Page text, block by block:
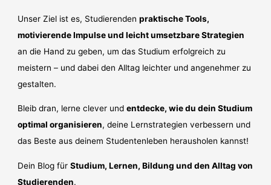
Unser Ziel ist es, Studierendenpraktische Tools,
motivierende Impulse und leicht umsetzbare Strategien
an die Hand zu geben, um das Studium erfolgreich zu
meistern – und dabei den Alltag leichter und angenehmer zu
gestalten.
Bleib dran, lerne clever undentdecke, wie du dein Studium
optimal organisieren, deine Lernstrategien verbessern und
das Beste aus deinem Studentenleben herausholen kannst!
Dein Blog fürStudium, Lernen, Bildung und den Alltag von
Studierenden.